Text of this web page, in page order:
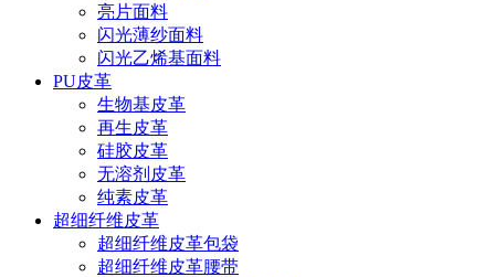
亮片面料
闪光薄纱面料
闪光乙烯基面料
PU皮革
生物基皮革
再生皮革
硅胶皮革
无溶剂皮革
纯素皮革
超细纤维皮革
超细纤维皮革包袋
超细纤维皮革腰带